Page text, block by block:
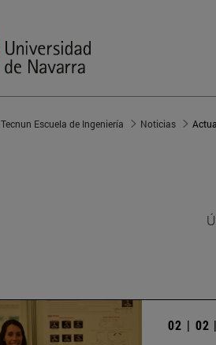
Tecnun Escuela de Ingeniería Noticias
02 | 02